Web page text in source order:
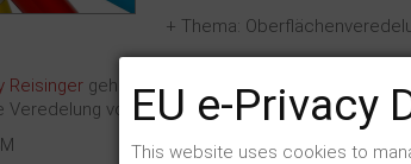
+ Thema:
Reisinger gehört zur Unternehmensgruppe
von Metalloberflächen
EU e-Privacy
This website uses cookies to